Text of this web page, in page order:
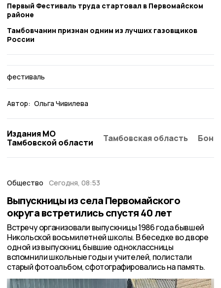
Первый Фестиваль труда стартовал в Первомайском
районе
Тамбовчанин признан одним из лучших газовщиков
России
фестиваль
Автор: Ольга Чивилева
Издания МО
Тамбовской области
Тамбовская область
Общество Сегодня, 08:53
Выпускницы из села Первомайского
округа встретились спустя 40 лет
Встречу организовали выпускницы 1986 года бывшей
Никольской восьмилетней школы. В беседке во дворе
одной из выпускниц бывшие одноклассницы
вспомнили школьные годы и учителей, полистали
старый фотоальбом, сфотографировались на память.